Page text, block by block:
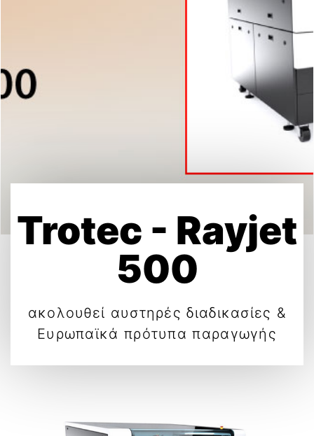
Trotec - Rayjet
500
ακολουθεί αυστηρές διαδικασίες &
Ευρωπαϊκά πρότυπα παραγωγής